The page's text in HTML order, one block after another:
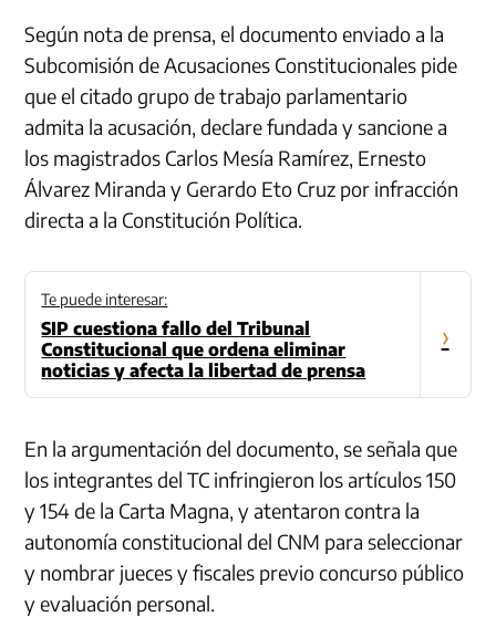
Según nota de prensa, el documento enviado a la
Subcomisión de Acusaciones Constitucionales pide
que el citado grupo de trabajo parlamentario
admita la acusación, declare fundada y sancione a
los magistrados Carlos Mesía Ramírez, Ernesto
Álvarez Miranda y Gerardo Eto Cruz por infracción
directa a la Constitución Política.
Te puede interesar:
SIP cuestiona fallo del Tribunal
Constitucional que ordena eliminar
noticias y afecta la libertad de prensa
›
En la argumentación del documento, se señala que
los integrantes del TC infringieron los artículos 150
y 154 de la Carta Magna, y atentaron contra la
autonomía constitucional del CNM para seleccionar
y nombrar jueces y fiscales previo concurso público
y evaluación personal.